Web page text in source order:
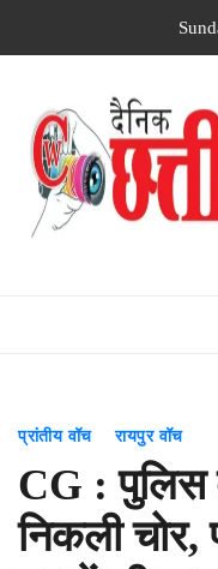
प्रांतीय वॉच रायपुर वॉच
CG : पुलिस
निकली